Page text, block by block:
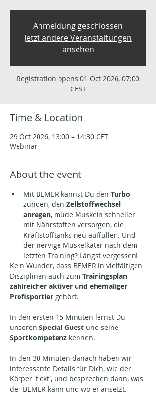
Anmeldung geschlossen
Jetzt andere Veranstaltungen
ansehen
Registration opens 01 Oct 2026, 07:00
CEST
Time & Location
29 Oct 2026, 13:00 – 14:30 CET
Webinar
About the event
Mit BEMER kannst Du den Turbo
zünden, den Zellstoffwechsel
anregen, müde Muskeln schneller
mit Nährstoffen versorgen, die
Kraftstofftanks neu auffüllen. Und
der nervige Muskelkater nach dem
letzten Training? Längst vergessen!
Kein Wunder, dass BEMER in vielfältigen
Disziplinen auch zum Trainingsplan
zahlreicher aktiver und ehemaliger
Profisportler gehört.
In den ersten 15 Minuten lernst Du
unseren Special Guest und seine
Sportkompetenz kennen.
In den 30 Minuten danach haben wir
interessante Details für Dich, wie der
Körper 'tickt', und besprechen dann, was
der BEMER kann und wo er ansetzt.